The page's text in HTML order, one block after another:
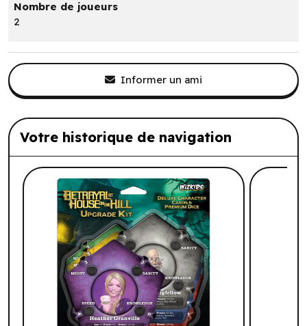
Nombre de joueurs
2
Informer un ami
Votre historique de navigation
Liste de produits suggérés: Votre